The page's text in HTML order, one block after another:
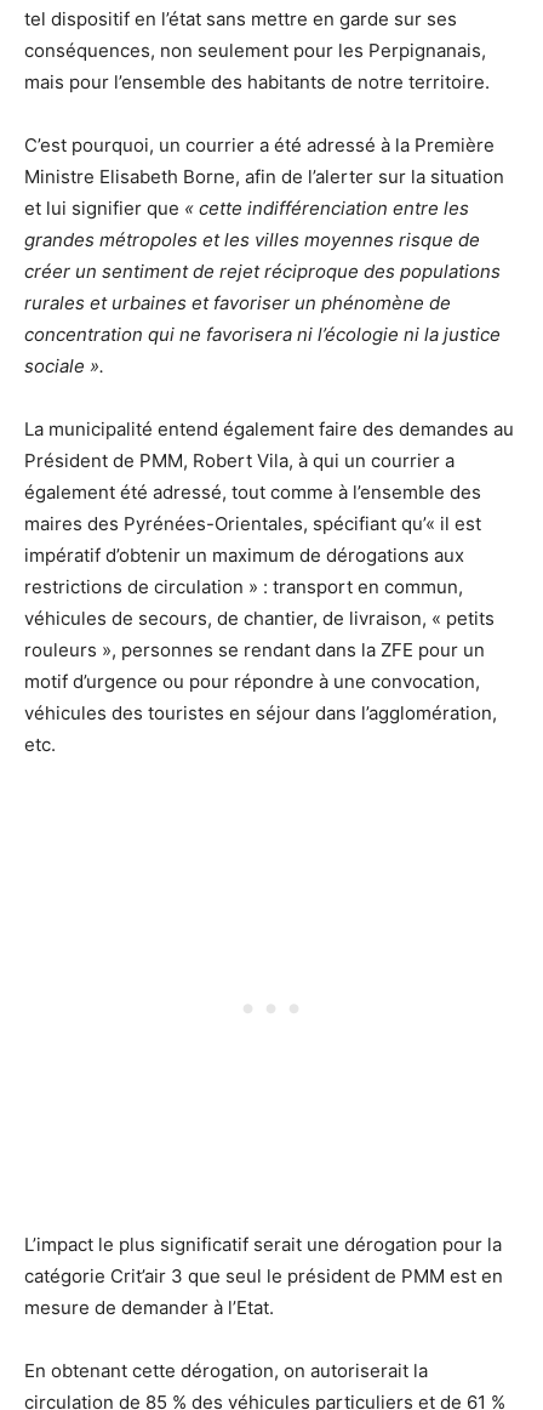
tel dispositif en l’état sans mettre en garde sur ses
conséquences, non seulement pour les Perpignanais,
mais pour l’ensemble des habitants de notre territoire.
C’est pourquoi, un courrier a été adressé à la Première
Ministre Elisabeth Borne, afin de l’alerter sur la situation
et lui signifier que « cette indifférenciation entre les
grandes métropoles et les villes moyennes risque de
créer un sentiment de rejet réciproque des populations
rurales et urbaines et favoriser un phénomène de
concentration qui ne favorisera ni l’écologie ni la justice
sociale ».
La municipalité entend également faire des demandes au
Président de PMM, Robert Vila, à qui un courrier a
également été adressé, tout comme à l’ensemble des
maires des Pyrénées-Orientales, spécifiant qu’« il est
impératif d’obtenir un maximum de dérogations aux
restrictions de circulation » : transport en commun,
véhicules de secours, de chantier, de livraison, « petits
rouleurs », personnes se rendant dans la ZFE pour un
motif d’urgence ou pour répondre à une convocation,
véhicules des touristes en séjour dans l’agglomération,
etc.
L’impact le plus significatif serait une dérogation pour la
catégorie Crit’air 3 que seul le président de PMM est en
mesure de demander à l’Etat.
En obtenant cette dérogation, on autoriserait la
circulation de 85 % des véhicules particuliers et de 61 %